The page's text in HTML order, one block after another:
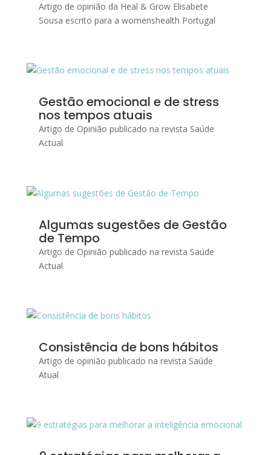
Artigo de opinião da Heal & Grow Elisabete
Sousa escrito para a womenshealth Portugal
Gestão emocional e de stress
nos tempos atuais
Artigo de Opinião publicado na revista Saúde
Actual
Algumas sugestões de Gestão
de Tempo
Artigo de Opinião publicado na revista Saúde
Actual
Consistência de bons hábitos
Artigo de opinião publicado na revista Saúde
Atual